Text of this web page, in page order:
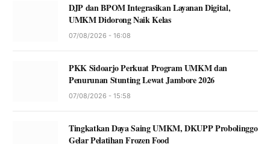
DJP dan BPOM Integrasikan Layanan Digital,
UMKM Didorong Naik Kelas
07/08/2026 - 16:08
PKK Sidoarjo Perkuat Program UMKM dan
Penurunan Stunting Lewat Jambore 2026
07/08/2026 - 15:58
Tingkatkan Daya Saing UMKM, DKUPP Probolinggo
Gelar Pelatihan Frozen Food